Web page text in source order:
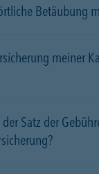
Betäubung
meiner
Satz der